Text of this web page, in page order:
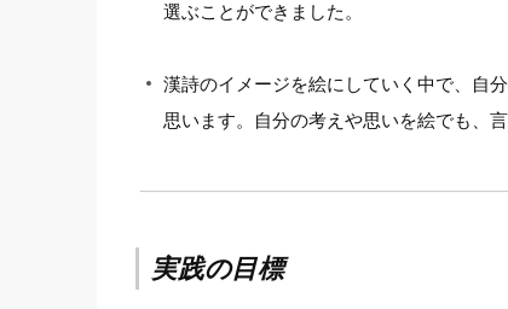
選ぶことができました。
漢詩のイメージを絵にしていく中で、自
思います。自分の考えや思いを絵でも、
実践の目標